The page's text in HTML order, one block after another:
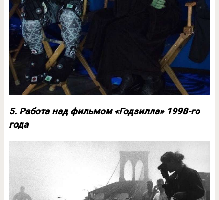
5. Работа над фильмом «Годзилла» 1998-го
года